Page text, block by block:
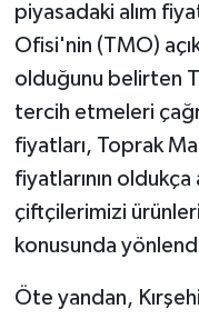
piyasadaki alım
Ofisi'nin (TMO)
olduğunu belirten
tercih etmeleri
fiyatları, Toprak
fiyatlarının
çiftçilerimizi
konusunda
Öte yandan,